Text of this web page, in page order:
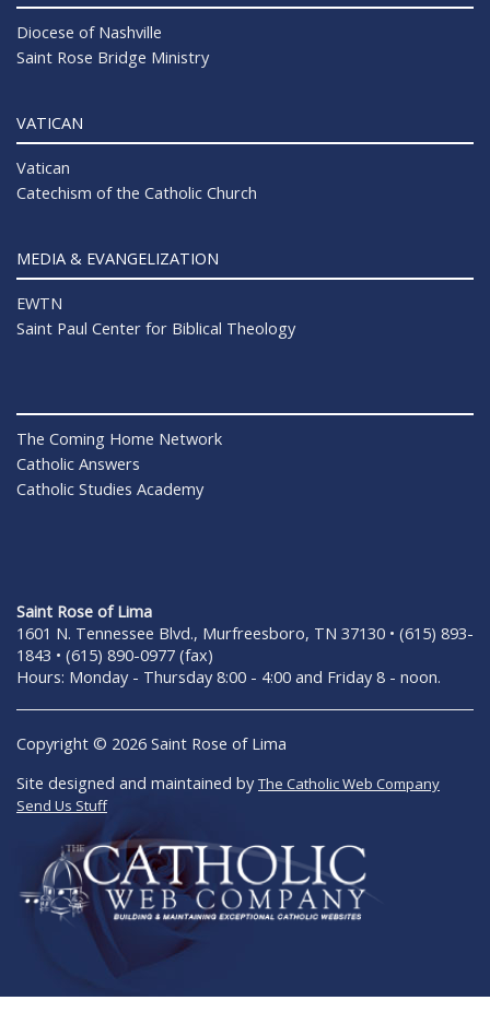
Diocese of Nashville
Saint Rose Bridge Ministry
VATICAN
Vatican
Catechism of the Catholic Church
MEDIA & EVANGELIZATION
EWTN
Saint Paul Center for Biblical Theology
The Coming Home Network
Catholic Answers
Catholic Studies Academy
Saint Rose of Lima
1601 N. Tennessee Blvd., Murfreesboro, TN 37130 • (615) 893-
1843 • (615) 890-0977 (fax)
Hours: Monday - Thursday 8:00 - 4:00 and Friday 8 - noon.
Copyright © 2026 Saint Rose of Lima
Site designed and maintained byThe Catholic Web Company
Send Us Stuff